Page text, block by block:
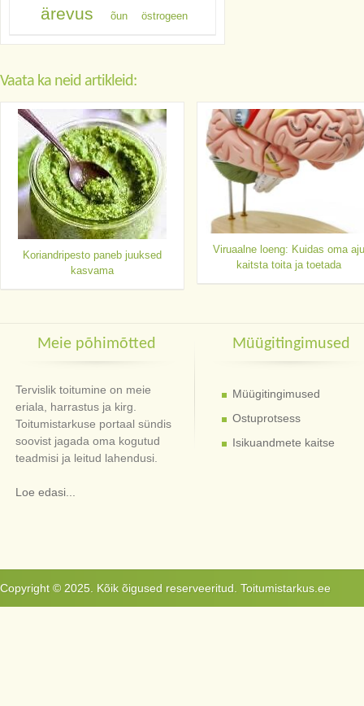
ärevus õun östrogeen
Vaata ka neid artikleid:
Koriandripesto paneb juuksed
kasvama
Viruaalne loeng: Kuidas oma aju
kaitsta toita ja toetada
Meie põhimõtted
Tervislik toitumine on meie
eriala, harrastus ja kirg.
Toitumistarkuse portaal sündis
soovist jagada oma kogutud
teadmisi ja leitud lahendusi.
Loe edasi...
Müügitingimused
Müügitingimused
Ostuprotsess
Isikuandmete kaitse
Copyright © 2025. Kõik õigused reserveeritud. Toitumistarkus.ee